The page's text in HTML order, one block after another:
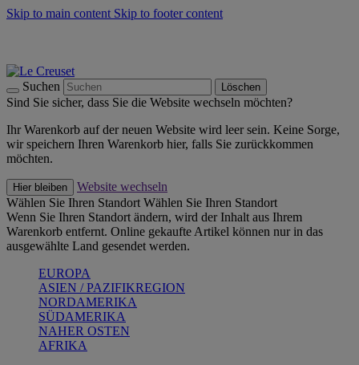
Skip to main content Skip to footer content
Suchen Löschen
Sind Sie sicher, dass Sie die Website wechseln möchten?
Ihr Warenkorb auf der neuen Website wird leer sein. Keine Sorge,
wir speichern Ihren Warenkorb hier, falls Sie zurückkommen
möchten.
Hier bleiben
Website wechseln
Wählen Sie Ihren Standort Wählen Sie Ihren Standort
Wenn Sie Ihren Standort ändern, wird der Inhalt aus Ihrem
Warenkorb entfernt. Online gekaufte Artikel können nur in das
ausgewählte Land gesendet werden.
EUROPA
ASIEN / PAZIFIKREGION
NORDAMERIKA
SÜDAMERIKA
NAHER OSTEN
AFRIKA